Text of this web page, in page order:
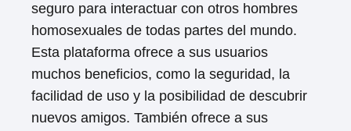
seguro para interactuar con otros hombres
homosexuales de todas partes del mundo.
Esta plataforma ofrece a sus usuarios
muchos beneficios, como la seguridad, la
facilidad de uso y la posibilidad de descubrir
nuevos amigos. También ofrece a sus